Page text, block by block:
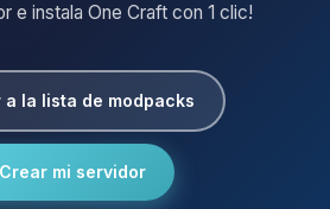
e instala One Craft con 1 clic!
a la lista de modpacks
mi servidor